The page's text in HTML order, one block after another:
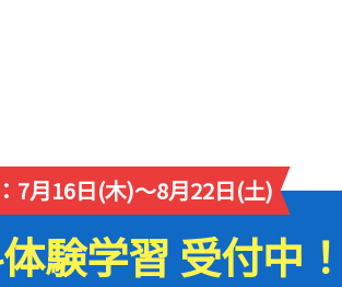
7月16日(木)～8月22日(土)
験学習 受付中！